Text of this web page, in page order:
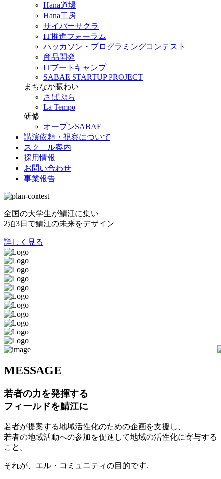
Hana道場
Hana工房
サイバーサクラ
IT推進フォーラム
ハッカソン・プログラミングコンテスト
商品開発
ITブートキャンプ
SABAE STARTUP PROJECT
まちなか賑わい
さばぷら
La Tempo
研修
オープンSABAE
講演依頼・視察について
スクール案内
採用情報
お問い合わせ
事業報告
全国の大学生が鯖江に集い
2泊3日で鯖江の未来をデザイン
詳しく見る
MESSAGE
若者の力を発揮する
フィールドを鯖江に
若者が提案する地域活性化のための企画を支援し、
若者の地域活動への参加を促進して地域の活性化に寄与する
こと。
それが、エル・コミュニティの目的です。